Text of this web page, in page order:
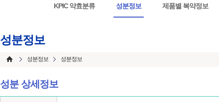
KPIC 약효분류 성분정보 제품별 복약정보
성분정보
성분정보 성분정보
성분 상세정보